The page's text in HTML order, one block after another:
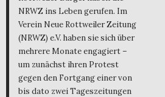
NRWZ ins Leben gerufen. Im
Verein Neue Rottweiler Zeitung
(NRWZ) e.V. haben sie sich über
mehrere Monate engagiert –
um zunächst ihren Protest
gegen den Fortgang einer von
bis dato zwei Tageszeitungen